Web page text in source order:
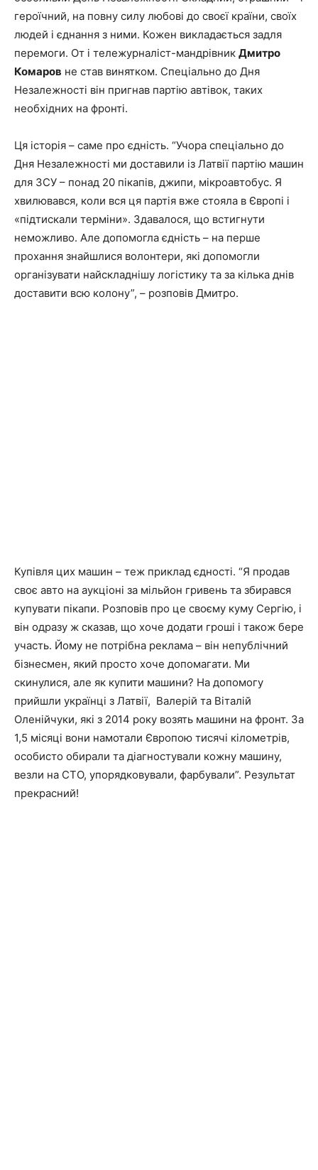
героїчний, на повну силу любові до своєї країни, своїх
людей і єднання з ними. Кожен викладається задля
перемоги. От і тележурналіст-мандрівник Дмитро
Комаров не став винятком. Спеціально до Дня
Незалежності він пригнав партію автівок, таких
необхідних на фронті.
Ця історія – саме про єдність. “Учора спеціально до
Дня Незалежності ми доставили із Латвії партію машин
для ЗСУ – понад 20 пікапів, джипи, мікроавтобус. Я
хвилювався, коли вся ця партія вже стояла в Європі і
«підтискали терміни». Здавалося, що встигнути
неможливо. Але допомогла єдність – на перше
прохання знайшлися волонтери, які допомогли
організувати найскладнішу логістику та за кілька днів
доставити всю колону”, – розповів Дмитро.
Купівля цих машин – теж приклад єдності. “Я продав
своє авто на аукціоні за мільйон гривень та збирався
купувати пікапи. Розповів про це своєму куму Сергію, і
він одразу ж сказав, що хоче додати гроші і також бере
участь. Йому не потрібна реклама – він непублічний
бізнесмен, який просто хоче допомагати. Ми
скинулися, але як купити машини? На допомогу
прийшли українці з Латвії, Валерій та Віталій
Оленійчуки, які з 2014 року возять машини на фронт. За
1,5 місяці вони намотали Європою тисячі кілометрів,
особисто обирали та діагностували кожну машину,
везли на СТО, упорядковували, фарбували”. Результат
прекрасний!